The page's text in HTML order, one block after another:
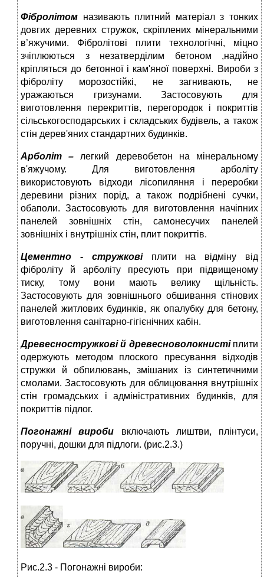
Фібролітом називають плитний матеріал з тонких
довгих деревних стружок, скріплених мінеральними
в’яжучими. Фібролітові плити технологічні, міцно
зчіплюються з незатверділим бетоном ,надійно
кріпляться до бетонної і кам'яної поверхні. Вироби з
фіброліту морозостійкі, не загнивають, не
уражаються гризунами. Застосовують для
виготовлення перекриттів, перегородок і покриттів
сільськогосподарських і складських будівель, а також
стін дерев'яних стандартних будинків.
Арболіт – легкий деревобетон на мінеральному
в'яжучому. Для виготовлення арболіту
використовують відходи лісопиляння і переробки
деревини різних порід, а також подрібнені сучки,
обаполи. Застосовують для виготовлення начіпних
панелей зовнішніх стін, самонесучих панелей
зовнішніх і внутрішніх стін, плит покриттів.
Цементно - стружковіплити на відміну від
фіброліту й арболіту пресують при підвищеному
тиску, тому вони мають велику щільність.
Застосовують для зовнішнього обшивання стінових
панелей житлових будинків, як опалубку для бетону,
виготовлення санітарно-гігієнічних кабін.
Древесностружкові й древесноволокнисті плити
одержують методом плоского пресування відходів
стружки й обпилювань, змішаних із синтетичними
смолами. Застосовують для облицювання внутрішніх
стін громадських і адміністративних будинків, для
покриттів підлог.
Погонажні вироби включають лиштви, плінтуси,
поручні, дошки для підлоги. (рис.2.3.)
Рис.2.3 - Погонажні вироби: